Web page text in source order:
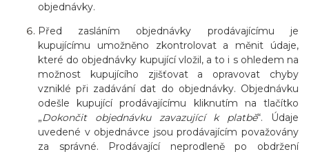
objednávky.
Před zasláním objednávky prodávajícímu je
kupujícímu umožněno zkontrolovat a měnit údaje,
které do objednávky kupující vložil, a to i s ohledem na
možnost kupujícího zjišťovat a opravovat chyby
vzniklé při zadávání dat do objednávky. Objednávku
odešle kupující prodávajícímu kliknutím na tlačítko
„Dokončit objednávku zavazující k platbě“. Údaje
uvedené v objednávce jsou prodávajícím považovány
za správné. Prodávající neprodleně po obdržení